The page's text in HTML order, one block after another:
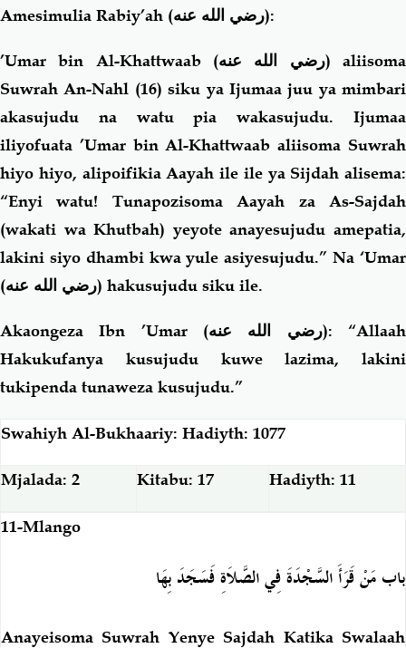
Amesimulia Rabiy’ah (رضي الله عنه):
’Umar bin Al-Khattwaab (رضي الله عنه)
aliisoma
Suwrah An-Nahl (16) siku ya Ijumaa juu ya mimbari
akasujudu na watu pia wakasujudu. Ijumaa
iliyofuata ’Umar bin Al-Khattwaab aliisoma Suwrah
hiyo hiyo, alipoifikia Aayah ile ile ya Sijdah alisema:
“Enyi watu! Tunapozisoma Aayah za As-Sajdah
(wakati wa Khutbah) yeyote anayesujudu amepatia,
lakini siyo dhambi kwa yule asiyesujudu.” Na ‘Umar
(رضي الله عنه) hakusujudu siku ile.
Akaongeza Ibn ’Umar (رضي الله عنه): “Allaah
Hakukufanya kusujudu kuwe lazima, lakini
tukipenda tunaweza kusujudu.”
Swahiyh Al-Bukhaariy: Hadiyth: 1077
Mjalada: 2 Kitabu: 17 Hadiyth: 11
11-Mlango
باب مَنْ قَرَأَ السَّجْدَةَ فِي الصَّلاَةِ فَسَجَدَ بِهَا
Anayeisoma Suwrah Yenye Sajdah Katika Swalaah